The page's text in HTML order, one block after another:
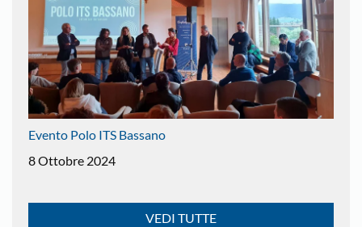
Evento Polo ITS Bassano
8 Ottobre 2024
VEDI TUTTE